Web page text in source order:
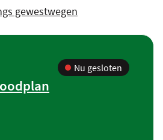
gewestwegen
Nu gesloten